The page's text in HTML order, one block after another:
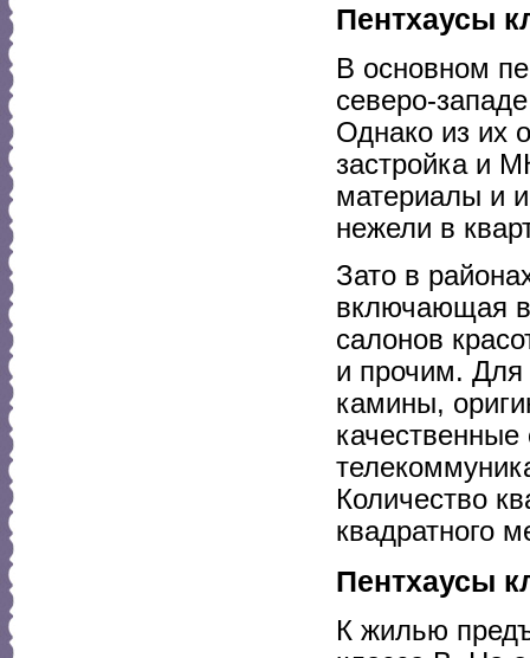
Пентхаусы
В основном
северо-
Однако из их
застройка и
материалы и
нежели в
Зато в
включающая в
салонов
и прочим. Для
камины,
Количество
квадратного
Пентхаусы
К жилью